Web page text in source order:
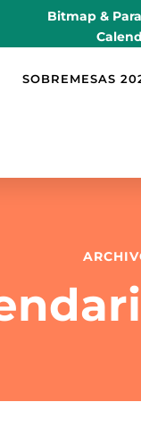
Bitmap &
SOBREMESAS